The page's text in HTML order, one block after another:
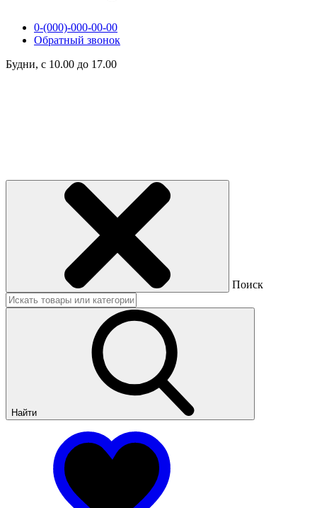
0-(000)-000-00-00
Обратный звонок
Будни, с 10.00 до 17.00
Поиск
Найти